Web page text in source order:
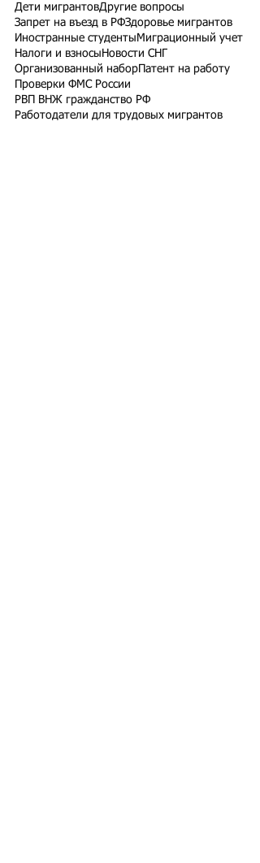
Дети мигрантовДругие вопросы
Запрет на въезд в РФЗдоровье мигрантов
Иностранные студенты Миграционный учет
Налоги и взносы Новости СНГ
Организованный наборПатент на работу
Проверки ФМС России
РВП ВНЖ гражданство РФ
Работодатели для трудовых мигрантов